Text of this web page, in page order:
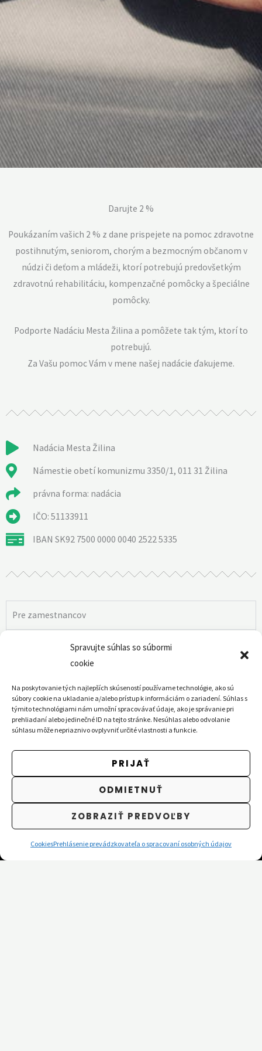
Spravujte súhlas so súbormi
cookie
Na poskytovanie tých najlepších skúseností používame technológie, ako sú
súbory cookie na ukladanie a/alebo prístup k informáciám o zariadení. Súhlas s
týmito technológiami nám umožní spracovávať údaje, ako je správanie pri
prehliadaní alebo jedinečné ID na tejto stránke. Nesúhlas alebo odvolanie
súhlasu môže nepriaznivo ovplyvniť určité vlastnosti a funkcie.
PRIJAŤ
ODMIETNUŤ
ZOBRAZIŤ PREDVOĽBY
CookiesPrehlásenie prevádzkovateľa o spracovaní osobných údajov
Darujte 2 %
Poukázaním vašich 2 % z dane prispejete na pomoc zdravotne
postihnutým, seniorom, chorým a bezmocným občanom v
núdzi či deťom a mládeži, ktorí potrebujú predovšetkým
zdravotnú rehabilitáciu, kompenzačné pomôcky a špeciálne
pomôcky.
Podporte Nadáciu Mesta Žilina a pomôžete tak tým, ktorí to
potrebujú.
Za Vašu pomoc Vám v mene našej nadácie ďakujeme.
Nadácia Mesta Žilina
Námestie obetí komunizmu 3350/1, 011 31 Žilina
právna forma: nadácia
IČO: 51133911
IBAN SK92 7500 0000 0040 2522 5335
Pre zamestnancov
Vyhlásenie (PDF)
Vyhlásenie ONLINE (editovateľné, stránka Finančnej
Fyzické osoby podávajúce daňové priznanie
prostredníctvom
Kontakt